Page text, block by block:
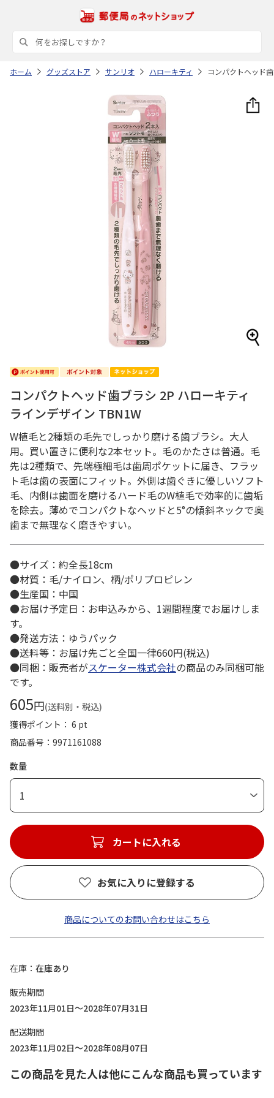
ホーム グッズストア サンリオ ハローキティ コンパクトヘッド
コンパクトヘッド歯ブラシ 2P ハローキティ
ラインデザイン TBN1W
W植毛と2種類の毛先でしっかり磨ける歯ブラシ。大人
用。買い置きに便利な2本セット。毛のかたさは普通。毛
先は2種類で、先端極細毛は歯周ポケットに届き、フラッ
ト毛は歯の表面にフィット。外側は歯ぐきに優しいソフト
毛、内側は歯面を磨けるハード毛のW植毛で効率的に歯垢
を除去。薄めでコンパクトなヘッドと5°の傾斜ネックで奥
歯まで無理なく磨きやすい。
●サイズ：約全長18cm
●材質：毛/ナイロン、柄/ポリプロピレン
●生産国：中国
●お届け予定日：お申込みから、1週間程度でお届けしま
す。
●発送方法：ゆうパック
●送料等：お届け先ごと全国一律660円(税込)
●同梱：販売者がスケーター株式会社の商品のみ同梱可能
です。
605円(送料別・税込)
獲得ポイント： 6 pt
商品番号
9971161088
数量
1
カートに入れる
お気に入りに登録する
商品についてのお問い合わせはこちら
在庫
在庫あり
販売期間
2023年11月01日～2028年07月31日
配送期間
2023年11月02日～2028年08月07日
この商品を見た人は他にこんな商品も買っています